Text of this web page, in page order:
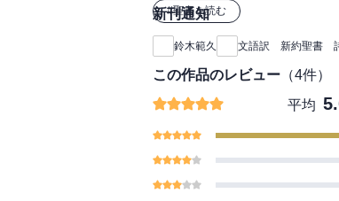
#聖書を読む
新刊通知
鈴木範久 文語訳 新約聖書
この作品のレビュー （4件）
平均